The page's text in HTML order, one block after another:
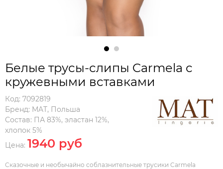
Белые трусы-слипы Carmela с
кружевными вставками
Код: 7092819
Бренд: MAT, Польша
Состав: ПА 83%, эластан 12%,
хлопок 5%
Цена: 1940 руб
Сказочные и необычайно соблазнительные трусики Carmela